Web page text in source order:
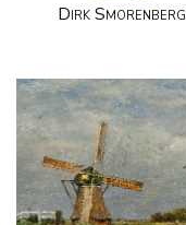
Dirk Smorenberg